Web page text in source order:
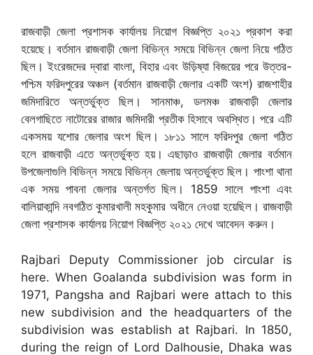
রাজবাড়ী জেলা প্রশাসক কার্যালয় নিয়োগ বিজ্ঞপ্তি ২০২১ প্রকাশ করা
হয়েছে। বর্তমান রাজবাড়ী জেলা বিভিন্ন সময়ে বিভিন্ন জেলা নিয়ে গঠিত
ছিল। ইংরেজদের দ্বারা বাংলা, বিহার এবং উড়িষ্যা বিজয়ের পরে উত্তর-
পশ্চিম ফরিদপুরের অঞ্চল (বর্তমান রাজবাড়ী জেলার একটি অংশ) রাজশাহীর
জমিদারিতে অন্তর্ভুক্ত ছিল। সানমাঞ্চ, ডলমঞ্চ রাজবাড়ী জেলার
বেলগাছিতে নাটোরের রাজার জমিদারী প্রতীক হিসাবে অবস্থিত। পরে এটি
একসময় যশোর জেলার অংশ ছিল। ১৮১১ সালে ফরিদপুর জেলা গঠিত
হলে রাজবাড়ী এতে অন্তর্ভুক্ত হয়। এছাড়াও রাজবাড়ী জেলার বর্তমান
উপজেলাগুলি বিভিন্ন সময়ে বিভিন্ন জেলায় অন্তর্ভুক্ত ছিল। পাংশা থানা
এক সময় পাবনা জেলার অন্তর্গত ছিল। 1859 সালে পাংশা এবং
বালিয়াকান্দি নবগঠিত কুমারখালী মহকুমার অধীনে নেওয়া হয়েছিল। রাজবাড়ী
জেলা প্রশাসক কার্যালয় নিয়োগ বিজ্ঞপ্তি ২০২১ দেখে আবেদন করুন।
Rajbari Deputy Commissioner job circular is
here. When Goalanda subdivision was form in
1971, Pangsha and Rajbari were attach to this
new subdivision and the headquarters of the
subdivision was establish at Rajbari. In 1850,
during the reign of Lord Dalhousie, Dhaka was